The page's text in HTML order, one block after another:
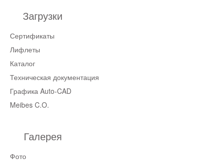
Загрузки
Сертификаты
Лифлеты
Каталог
Техническая документация
Графика Auto-CAD
Meibes C.O.
Галерея
Фото